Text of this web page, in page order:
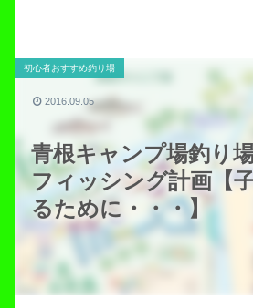
青根キャンプ場釣り
フィッシング計画【
るために・・・】
初心者おすすめ釣り場
2016.09.05